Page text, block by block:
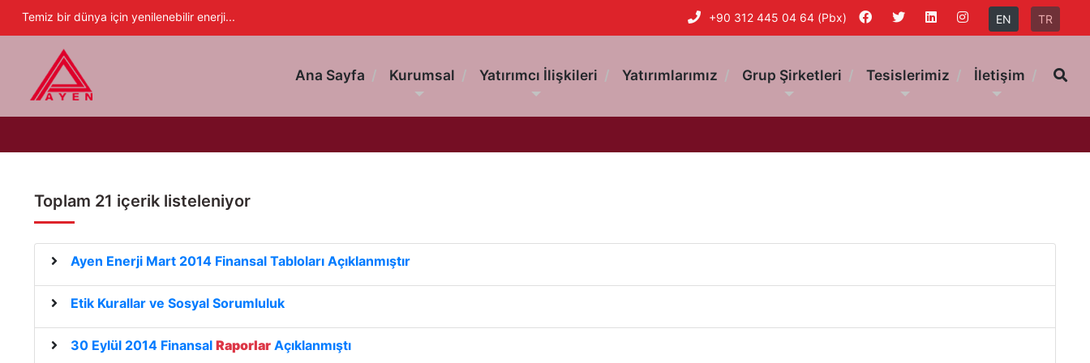
Ayen Enerji A.Ş +90 312 445 04 64 (Pbx) EN TR
Temiz bir dünya için yenilenebilir enerji...
Ana Sayfa Kurumsal Yatırımcı İlişkileri Yatırımlarımız Grup Şirketleri Tesislerimiz İletişim
Toplam 21 içerik listeleniyor
Ayen Enerji Mart 2014 Finansal Tabloları Açıklanmıştır
Etik Kurallar ve Sosyal Sorumluluk
30 Eylül 2014 Finansal Raporlar Açıklanmıştı